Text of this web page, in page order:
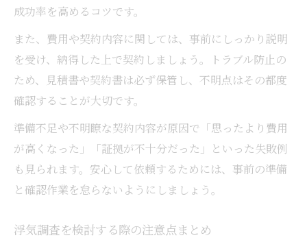
成功率を高めるコツです。
また、費用や契約内容に関しては、事前にしっかり説明
を受け、納得した上で契約しましょう。トラブル防止の
ため、見積書や契約書は必ず保管し、不明点はその都度
確認することが大切です。
準備不足や不明瞭な契約内容が原因で「思ったより費用
が高くなった」「証拠が不十分だった」といった失敗例
も見られます。安心して依頼するためには、事前の準備
と確認作業を怠らないようにしましょう。
浮気調査を検討する際の注意点まとめ